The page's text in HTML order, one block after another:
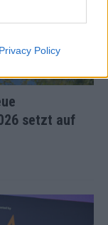
Privacy Policy
setzt auf